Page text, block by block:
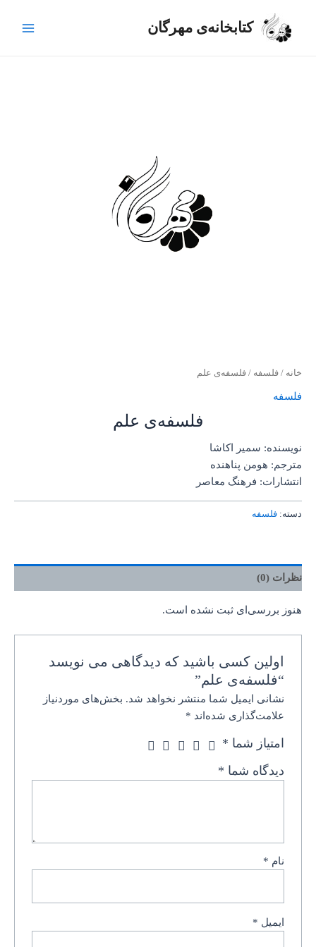
کتابخانه‌ی مهرگان
خانه / فلسفه / فلسفه‌ی علم
فلسفه
فلسفه‌ی علم
نویسنده: سمیر اکاشا
مترجم: هومن پناهنده
انتشارات: فرهنگ معاصر
دسته: فلسفه
نظرات (0)
هنوز بررسی‌ای ثبت نشده است.
اولین کسی باشید که دیدگاهی می نویسد
“فلسفه‌ی علم”
نشانی ایمیل شما منتشر نخواهد شد. بخش‌های موردنیاز
علامت‌گذاری شده‌اند *
امتیاز شما *
دیدگاه شما *
نام *
ایمیل *